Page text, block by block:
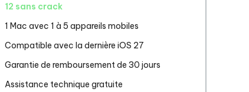
12 sans crack
1 Mac avec 1 à 5 appareils mobiles
Compatible avec la dernière iOS 27
Garantie de remboursement de 30 jours
Assistance technique gratuite